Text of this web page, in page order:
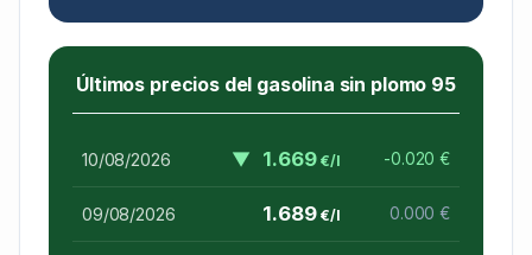
Últimos precios del gasolina sin plomo 95
10/08/2026 ▼ 1.669€/l -0.020 €
09/08/2026 1.689€/l 0.000 €